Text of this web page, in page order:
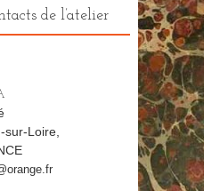
de l’atelier
sur-Loire